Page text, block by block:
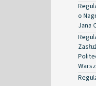
o
Jana